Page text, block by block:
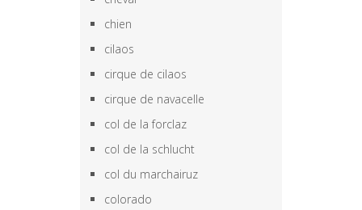
chien
cilaos
cirque de cilaos
cirque de navacelle
col de la forclaz
col de la schlucht
col du marchairuz
colorado